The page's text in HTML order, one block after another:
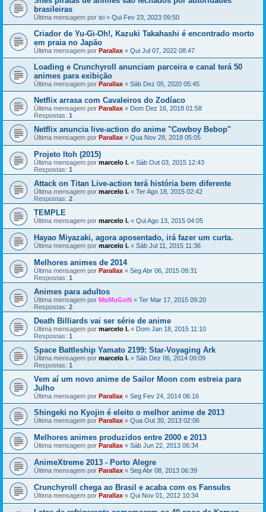
brasileiras
Última mensagem por isi « Qui Fev 23, 2023 09:50
Criador de Yu-Gi-Oh!, Kazuki Takahashi é encontrado morto
em praia no Japão
Última mensagem por Parallax « Qui Jul 07, 2022 08:47
Loading e Crunchyroll anunciam parceira e canal terá 50
animes para exibição
Última mensagem por Parallax « Sáb Dez 05, 2020 05:45
Netflix arrasa com Cavaleiros do Zodíaco
Última mensagem por Parallax « Dom Dez 16, 2018 01:58
Respostas: 1
Netflix anuncia live-action do anime "Cowboy Bebop"
Última mensagem por Parallax « Qua Nov 28, 2018 05:05
Projeto Itoh (2015)
Última mensagem por marcelo l. « Sáb Out 03, 2015 12:43
Respostas: 1
Attack on Titan Live-action terá história bem diferente
Última mensagem por marcelo l. « Ter Ago 18, 2015 02:42
Respostas: 2
TEMPLE
Última mensagem por marcelo l. « Qui Ago 13, 2015 04:05
Hayao Miyazaki, agora aposentado, irá fazer um curta.
Última mensagem por marcelo l. « Sáb Jul 11, 2015 11:36
Melhores animes de 2014
Última mensagem por Parallax « Seg Abr 06, 2015 09:31
Respostas: 1
Animes para adultos
Última mensagem por MuMuGoN « Ter Mar 17, 2015 09:20
Respostas: 2
Death Billiards vai ser série de anime
Última mensagem por marcelo l. « Dom Jan 18, 2015 11:10
Respostas: 1
Space Battleship Yamato 2199: Star-Voyaging Ark
Última mensagem por marcelo l. « Sáb Dez 06, 2014 09:09
Respostas: 1
Vem aí um novo anime de Sailor Moon com estreia para
Julho
Última mensagem por Parallax « Seg Fev 24, 2014 06:16
Shingeki no Kyojin é eleito o melhor anime de 2013
Última mensagem por Parallax « Qua Out 30, 2013 02:06
Melhores animes produzidos entre 2000 e 2013
Última mensagem por Parallax « Sáb Jun 22, 2013 06:34
AnimeXtreme 2013 - Porto Alegre
Última mensagem por Parallax « Seg Abr 08, 2013 06:39
Crunchyroll chega ao Brasil e acaba com os Fansubs
Última mensagem por Parallax « Qui Nov 01, 2012 10:34